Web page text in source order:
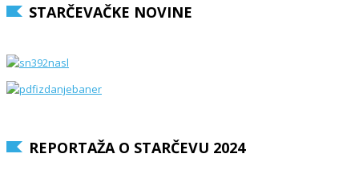
STARČEVAČKE NOVINE
REPORTAŽA O STARČEVU 2024